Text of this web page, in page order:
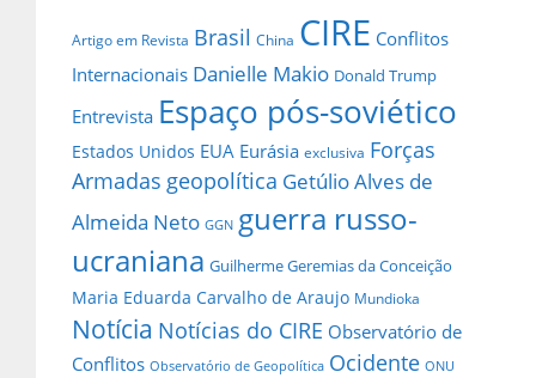
Artigo em Revista Brasil China CIRE Conflitos
Internacionais Danielle Makio Donald Trump
Entrevista Espaço pós-soviético
Estados Unidos EUA Eurásia exclusiva Forças
Armadas geopolítica Getúlio Alves de
Almeida Neto GGN guerra russo-
ucraniana Guilherme Geremias da Conceição
Maria Eduarda Carvalho de Araujo Mundioka
Notícia Notícias do CIRE Observatório de
Conflitos Observatório de Geopolítica Ocidente ONU